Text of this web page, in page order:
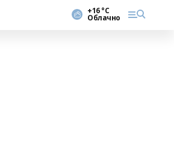
+16 °С
Облачно